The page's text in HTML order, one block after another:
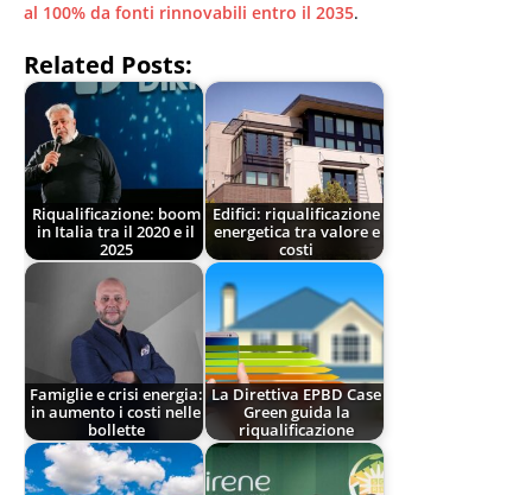
al 100% da fonti rinnovabili entro il 2035.
Related Posts:
Riqualificazione: boom
in Italia tra il 2020 e il
2025
Edifici: riqualificazione
energetica tra valore e
costi
Famiglie e crisi energia:
in aumento i costi nelle
bollette
La Direttiva EPBD Case
Green guida la
riqualificazione